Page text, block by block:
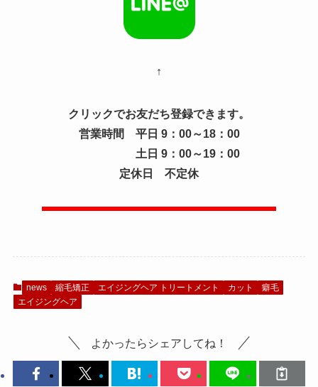
↑
クリックでお友だち登録できます。
営業時間 平日 9：00～18：00
土日 9：00～19：00
定休日 不定休
news 縮毛矯正 エイジングヘア トリートメント カット
癖毛
エイジングヘア
よかったらシェアしてね！